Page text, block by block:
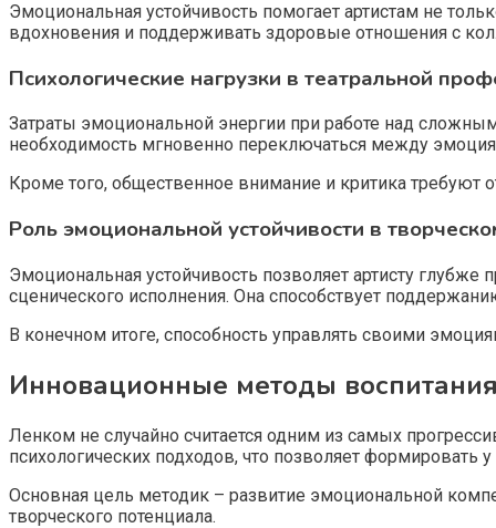
Эмоциональная устойчивость помогает артистам не
вдохновения и поддерживать здоровые отношения с
Психологические нагрузки в театральной
Затраты эмоциональной энергии при работе над
необходимость мгновенно переключаться между
Кроме того, общественное внимание и критика требуют
Роль эмоциональной устойчивости в
Эмоциональная устойчивость позволяет артисту
сценического исполнения. Она способствует
В конечном итоге, способность управлять своими
Инновационные методы
Ленком не случайно считается одним из самых
психологических подходов, что позволяет
Основная цель методик – развитие эмоциональной
творческого потенциала.